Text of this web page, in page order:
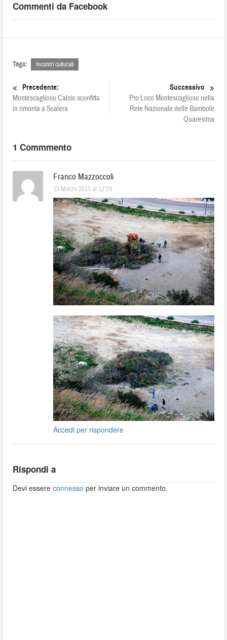
Commenti da Facebook
Tags: Incontri culturali
Precedente:
Montescaglioso Calcio sconfitta
in rimonta a Scalera
Successivo
Pro Loco Montescaglioso nella
Rete Nazionale delle Bambole
Quaresima
1 Commmento
Franco Mazzoccoli
19 Marzo 2015 at 12:29
Accedi per rispondere
Rispondi a
Devi essereconnesso per inviare un commento.